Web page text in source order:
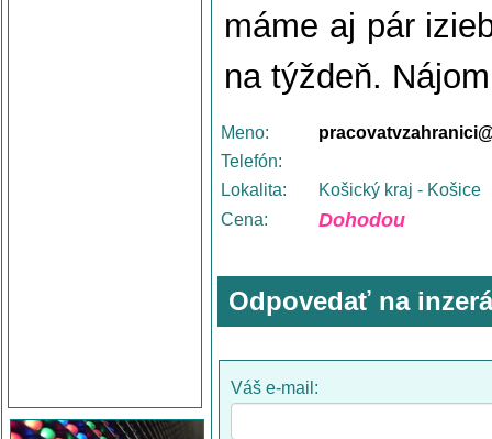
máme aj pár
na týždeň.
Meno:
Telefón:
Lokalita:
Košický kraj - Košice
Cena:
Dohodou
Odpovedať na
Váš e-mail: